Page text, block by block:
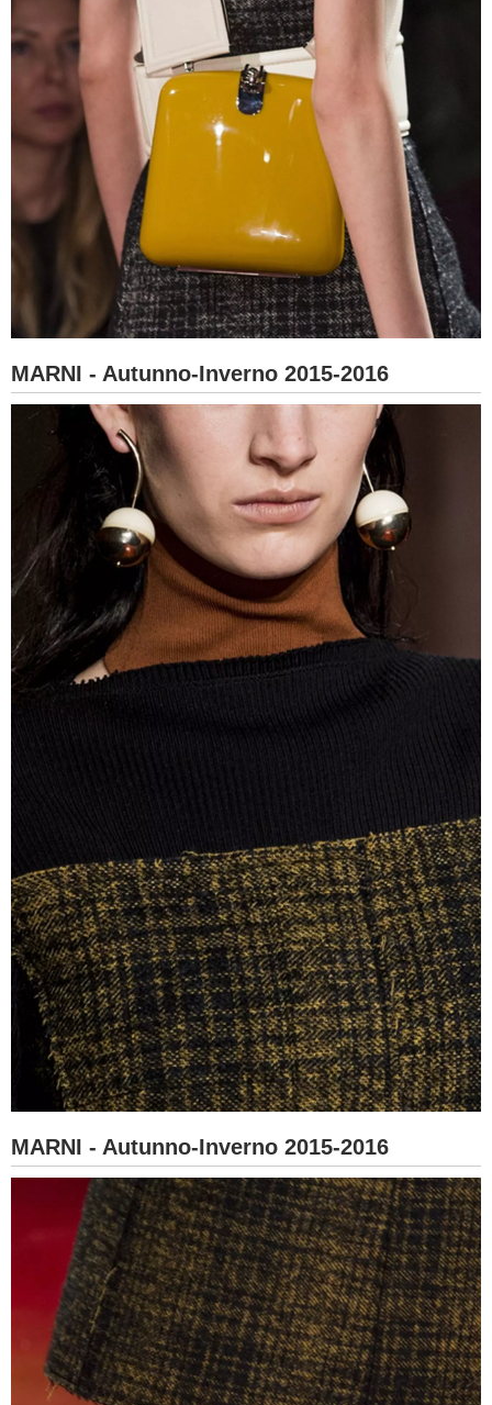
MARNI - Autunno-Inverno 2015-2016
MARNI - Autunno-Inverno 2015-2016